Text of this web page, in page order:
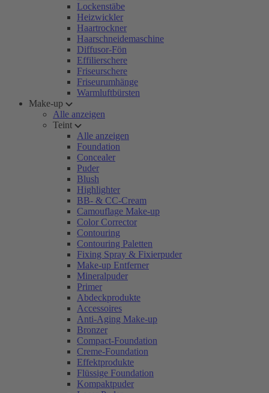
Lockenstäbe
Heizwickler
Haartrockner
Haarschneidemaschine
Diffusor-Fön
Effilierschere
Friseurschere
Friseurumhänge
Warmluftbürsten
Make-up
Alle anzeigen
Teint
Alle anzeigen
Foundation
Concealer
Puder
Blush
Highlighter
BB- & CC-Cream
Camouflage Make-up
Color Corrector
Contouring
Contouring Paletten
Fixing Spray & Fixierpuder
Make-up Entferner
Mineralpuder
Primer
Abdeckprodukte
Accessoires
Anti-Aging Make-up
Bronzer
Compact-Foundation
Creme-Foundation
Effektprodukte
Flüssige Foundation
Kompaktpuder